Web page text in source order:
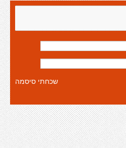
שכחתי סיסמה